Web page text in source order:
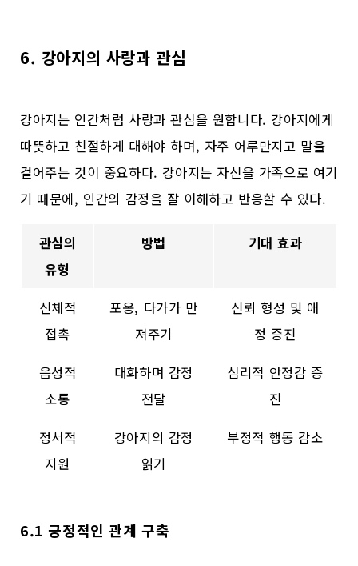
6. 강아지의 사랑과 관심
강아지는 인간처럼 사랑과 관심을 원합니다. 강아지에게
따뜻하고 친절하게 대해야 하며, 자주 어루만지고 말을
걸어주는 것이 중요하다. 강아지는 자신을 가족으로 여기
기 때문에, 인간의 감정을 잘 이해하고 반응할 수 있다.
관심의
유형
방법 기대 효과
신체적
접촉
포옹, 다가가 만
져주기
신뢰 형성 및 애
정 증진
음성적
소통
대화하며 감정
전달
심리적 안정감 증
진
정서적
지원
강아지의 감정
읽기
부정적 행동 감소
6.1 긍정적인 관계 구축